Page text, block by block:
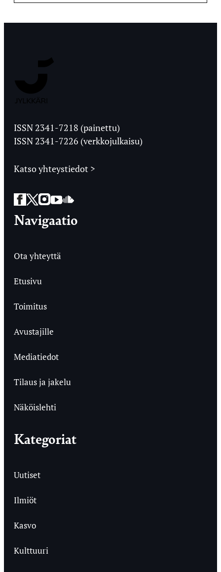
Ylioppilaslehti
ISSN 2341-7218 (painettu)
ISSN 2341-7226 (verkkojulkaisu)
Katso yhteystiedot >
Facebook
Twitter
Instagram
YouTube
SoundCloud
Navigaatio
Ota yhteyttä
Etusivu
Toimitus
Avustajille
Mediatiedot
Tilaus ja jakelu
Näköislehti
Kategoriat
Uutiset
Ilmiöt
Kasvo
Kulttuuri